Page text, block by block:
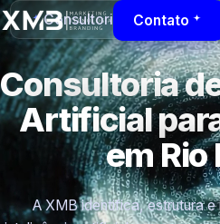
Contato
Consultoria de
Consultoria
Artificial
em Rio
A XMB identifica, estrutura